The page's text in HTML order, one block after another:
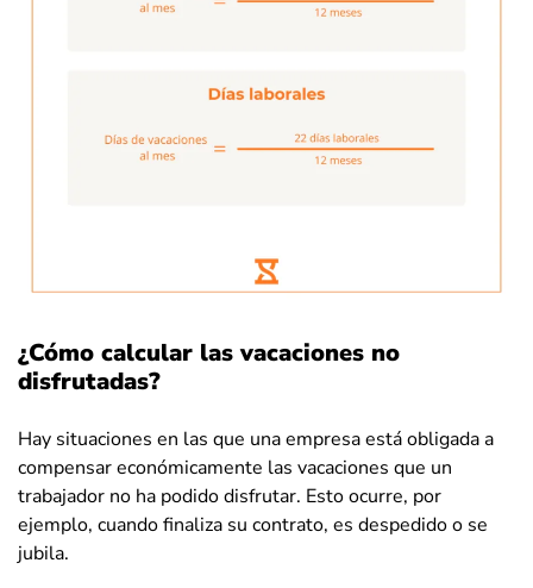
¿Cómo calcular las vacaciones no
disfrutadas?
Hay situaciones en las que una empresa está obligada a
compensar económicamente las vacaciones que un
trabajador no ha podido disfrutar. Esto ocurre, por
ejemplo, cuando finaliza su contrato, es despedido o se
jubila.